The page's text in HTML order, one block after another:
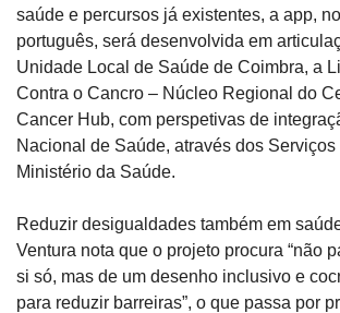
saúde e percursos já existentes, a app,
português, será desenvolvida em
Unidade Local de Saúde de Coimbra, a
Contra o Cancro – Núcleo Regional do
Cancer Hub, com perspetivas de
Nacional de Saúde, através dos
Ministério da Saúde.
Reduzir desigualdades também em
Ventura nota que o projeto procura “não
si só, mas de um desenho inclusivo e
para reduzir barreiras”, o que passa por